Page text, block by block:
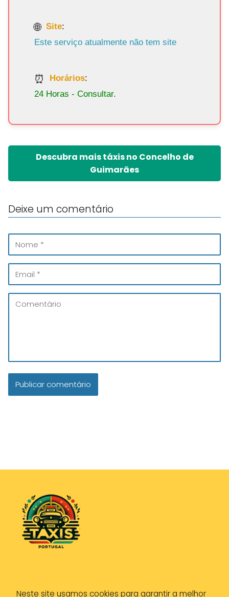
Site:
Este serviço atualmente não tem site
Horários:
24 Horas - Consultar.
Descubra mais táxis no Concelho de
Guimarães
Deixe um comentário
Política de Privacidade
Neste site usamos cookies para garantir a melhor